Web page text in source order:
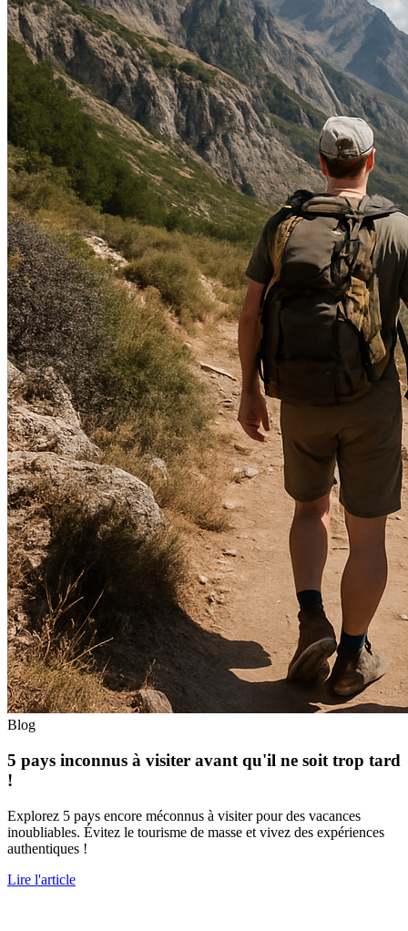
Blog
5 pays inconnus à visiter avant qu'il ne soit trop tard
!
Explorez 5 pays encore méconnus à visiter pour des vacances
inoubliables. Évitez le tourisme de masse et vivez des expériences
authentiques !
Lire l'article